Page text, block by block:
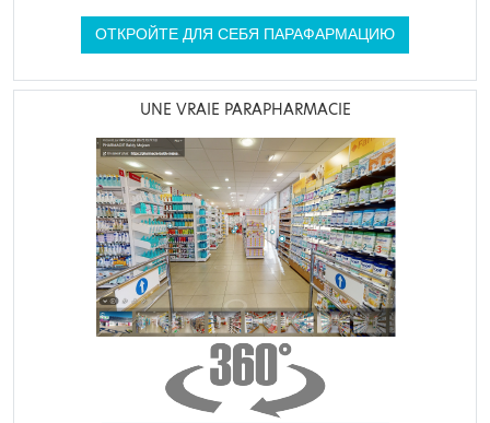
ОТКРОЙТЕ ДЛЯ СЕБЯ ПАРАФАРМАЦИЮ
UNE VRAIE PARAPHARMACIE